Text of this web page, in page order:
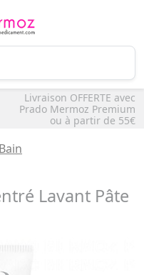
Livraison OFFERTE avec
Prado Mermoz Premium
ou à partir de 55€
Lavant Pâte